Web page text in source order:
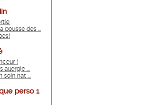
pousse des ...
!
allergie ...
soin nat ...
perso 1